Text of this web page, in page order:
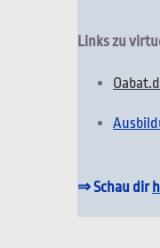
Links zu
⇒ Schau dir